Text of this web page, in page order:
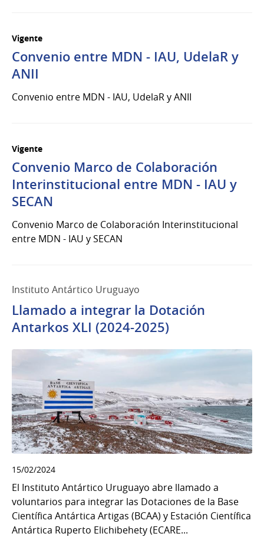
Vigente
Convenio entre MDN - IAU, UdelaR y
ANII
Convenio entre MDN - IAU, UdelaR y ANII
Vigente
Convenio Marco de Colaboración
Interinstitucional entre MDN - IAU y
SECAN
Convenio Marco de Colaboración Interinstitucional
entre MDN - IAU y SECAN
Instituto Antártico Uruguayo
Llamado a integrar la Dotación
Antarkos XLI (2024-2025)
15/02/2024
El Instituto Antártico Uruguayo abre llamado a
voluntarios para integrar las Dotaciones de la Base
Científica Antártica Artigas (BCAA) y Estación Científica
Antártica Ruperto Elichibehety (ECARE...